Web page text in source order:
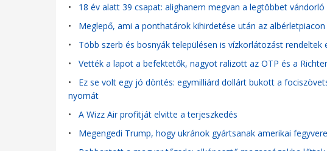
• 18 év alatt 39 csapat: alighanem megvan a legtöbbet
• Meglepő, ami a ponthatárok kihirdetése után az
• Több szerb és bosnyák településen is vízkorlátozást rendeltek
• Vették a lapot a befektetők, nagyot ralizott az OTP és a Richter
• Ez se volt egy jó döntés: egymilliárd dollárt bukott a
nyomát
• A Wizz Air profitját elvitte a terjeszkedés
• Megengedi Trump, hogy ukránok gyártsanak amerikai